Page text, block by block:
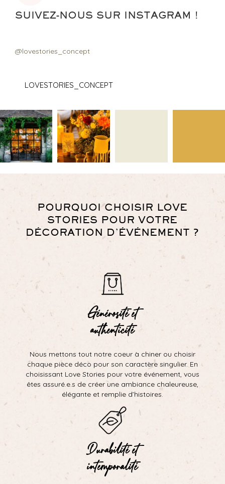
SUIVEZ-NOUS SUR INSTAGRAM !
@lovestories_concept
LOVESTORIES_CONCEPT
POURQUOI CHOISIR LOVE
STORIES POUR VOTRE
DÉCORATION D’ÉVÉNEMENT ?
Générosité et
authenticité
Nous mettons tout notre coeur à chiner ou choisir
chaque pièce déco pour son caractère singulier. En
choisissant Love Stories pour votre événement, vous
êtes assuré.e.s de créer une ambiance chaleureuse,
élégante et remplie d’histoires.
Durabilité et
intemporalité